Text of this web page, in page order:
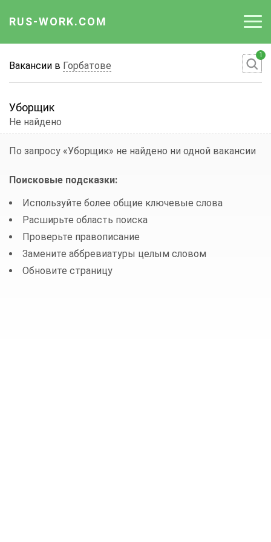
RUS-WORK.COM
Вакансии
Отрасли
Вакансии в Горбатове
1
Уборщик
Не найдено
По запросу «Уборщик» не найдено ни одной вакансии
Поисковые подсказки:
Используйте более общие ключевые слова
Расширьте область поиска
Проверьте правописание
Замените аббревиатуры целым словом
Обновите страницу